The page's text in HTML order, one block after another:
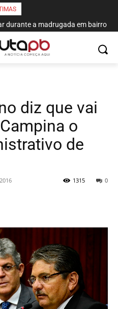
durante a madrugada em bairro
Pessoa
diz que vai
o
de
0
1315